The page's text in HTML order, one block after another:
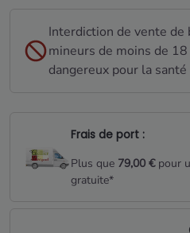
Interdiction de vente de
mineurs de moins de
dangereux pour la santé
Frais de port :
Plus que 79,00 €pour
gratuite*